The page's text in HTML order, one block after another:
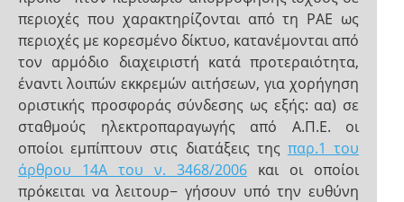
περιοχές που χαρακτηρίζονται από τη ΡΑΕ ως
περιοχές με κορεσμένο δίκτυο, κατανέμονται από
τον αρμόδιο διαχειριστή κατά προτεραιότητα,
έναντι λοιπών εκκρεμών αιτήσεων, για χορήγηση
οριστικής προσφοράς σύνδεσης ως εξής: αα) σε
σταθμούς ηλεκτροπαραγωγής από Α.Π.Ε. οι
οποίοι εμπίπτουν στις διατάξεις της παρ.1 του
άρθρου 14Α του ν. 3468/2006 και οι οποίοι
πρόκειται να λειτουρ− γήσουν υπό την ευθύνη